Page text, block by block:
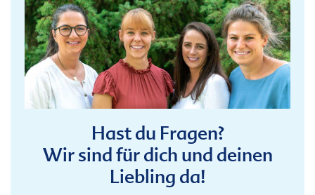
Hast du Fragen?
Wir sind für dich und deinen
Liebling da!